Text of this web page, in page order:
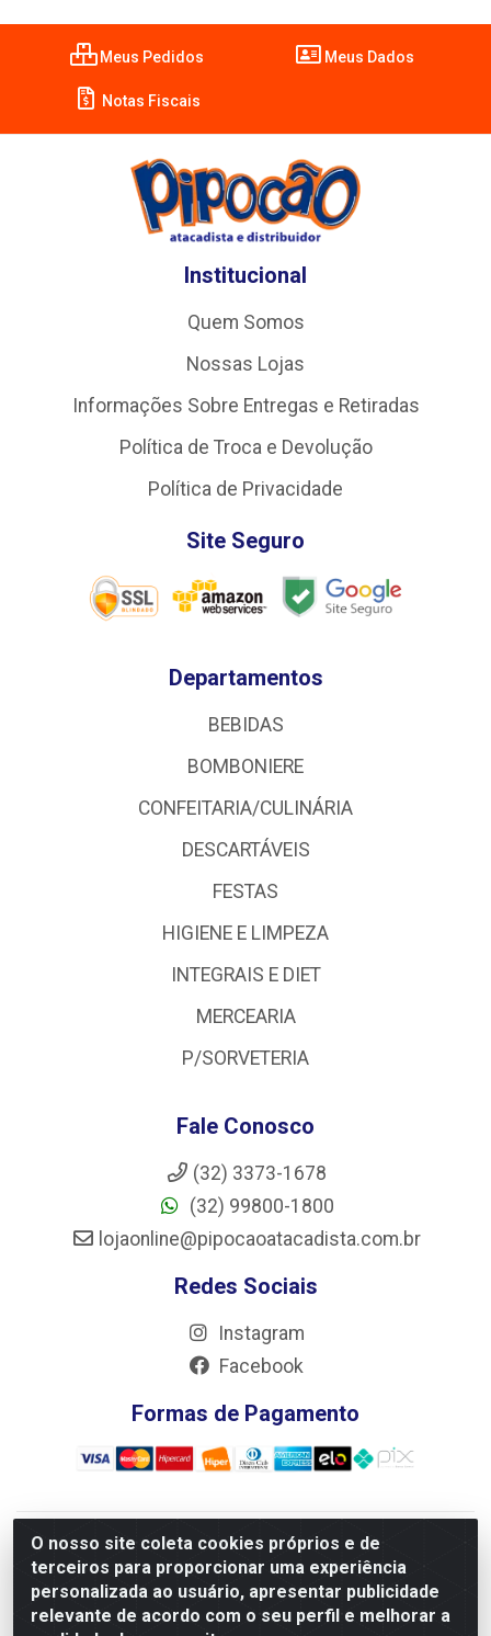
O nosso site coleta cookies próprios e de
terceiros para proporcionar uma experiência
personalizada ao usuário, apresentar publicidade
relevante de acordo com o seu perfil e melhorar a
Meus Pedidos Meus Dados
Notas Fiscais
Institucional
Quem Somos
Nossas Lojas
Informações Sobre Entregas e Retiradas
Política de Troca e Devolução
Política de Privacidade
Site Seguro
Departamentos
BEBIDAS
BOMBONIERE
CONFEITARIA/CULINÁRIA
DESCARTÁVEIS
FESTAS
HIGIENE E LIMPEZA
INTEGRAIS E DIET
MERCEARIA
P/SORVETERIA
Fale Conosco
(32) 3373-1678
(32) 99800-1800
lojaonline@pipocaoatacadista.com.br
Redes Sociais
Instagram
Facebook
Formas de Pagamento
JRS Distribuição e Logística LTDA - Rua Antônio do
Sacramento Torga 70, Vila Nossa Senhora de Fatima - São
João Del Rei/MG - CEP 36305-334 - CNPJ 66.194.085/0001-
02